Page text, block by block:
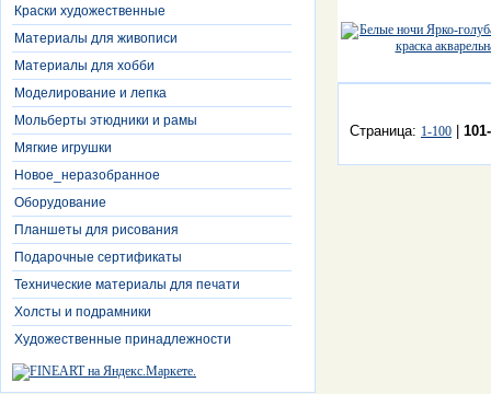
Краски художественные
Материалы для живописи
Материалы для хобби
Моделирование и лепка
Мольберты этюдники и рамы
Мягкие игрушки
Новое_неразобранное
Оборудование
Планшеты для рисования
Подарочные сертификаты
Технические материалы для печати
Холсты и подрамники
Художественные принадлежности
Страница: 1-100